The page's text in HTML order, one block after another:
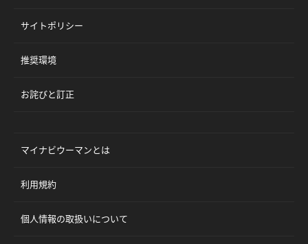
サイトポリシー
推奨環境
お詫びと訂正
マイナビウーマンとは
利用規約
個人情報の取扱いについて